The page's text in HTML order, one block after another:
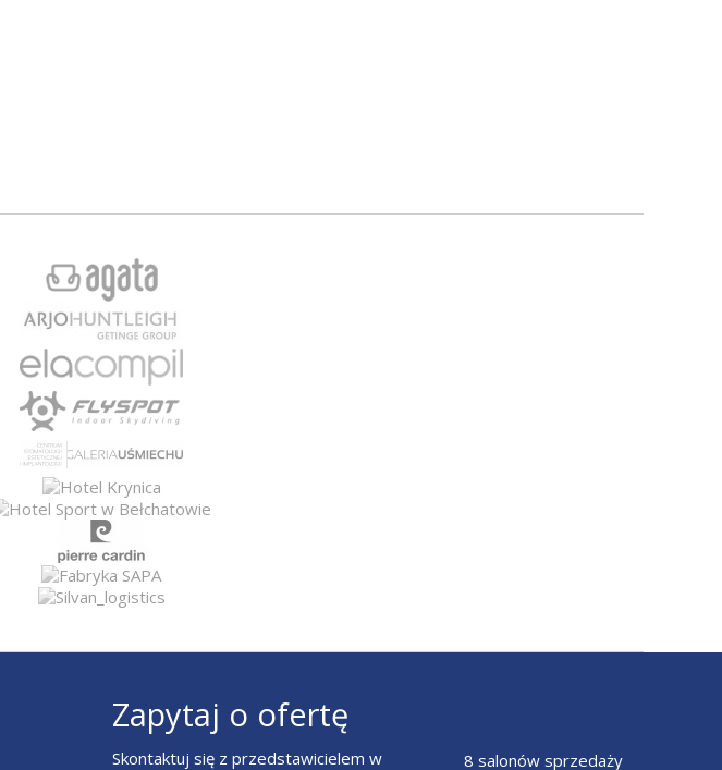
Zapytaj o ofertę
Skontaktuj się z przedstawicielem w
8 salonów sprzedaży